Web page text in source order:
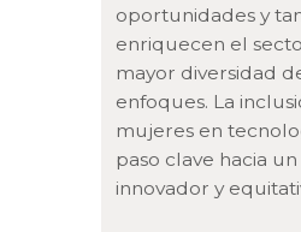
oportunidades y
enriquecen el
mayor diversidad
enfoques. La
mujeres en
paso clave hacia
innovador y